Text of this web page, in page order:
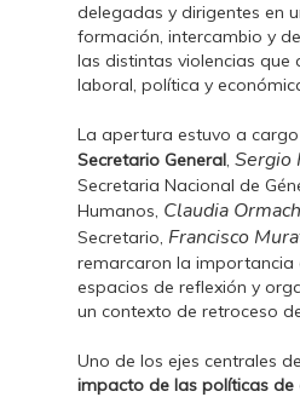
delegadas y dirigentes en
formación, intercambio y
las distintas violencias que
laboral, política y
La apertura estuvo a
Secretario General,Sergio
Secretaria Nacional de
Humanos, Claudia
Secretario, Francisco
remarcaron la importancia
espacios de reflexión y
un contexto de retroceso
Uno de los ejes centrales
impacto de las políticas de